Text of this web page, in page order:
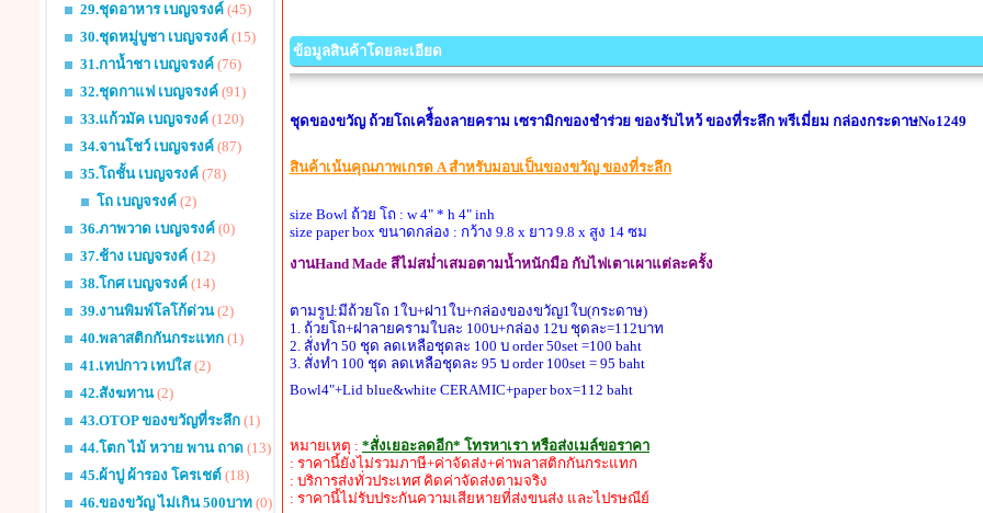
29.ชุดอาหาร เบญจรงค์ (45)
30.ชุดหมู่บูชา เบญจรงค์ (15)
31.กาน้ำชา เบญจรงค์ (76)
32.ชุดกาแฟ เบญจรงค์ (91)
33.แก้วมัค เบญจรงค์ (120)
34.จานโชว์ เบญจรงค์ (87)
35.โถชั้น เบญจรงค์ (78)
โถ เบญจรงค์ (2)
36.ภาพวาด เบญจรงค์ (0)
37.ช้าง เบญจรงค์ (12)
38.โกศ เบญจรงค์ (14)
39.งานพิมพ์โลโก้ด่วน(2)
40.พลาสติกกันกระแทก (1)
41.เทปกาว เทปใส(2)
42.สังฆทาน(2)
43.OTOP ของขวัญที่ระลึก (1)
44.โตก ไม้ หวาย พาน ถาด (13)
45.ผ้าปู ผ้ารอง โครเชต์ (18)
46.ของขวัญ ไม่เกิน 500บาท (0)
ข้อมูลสินค้าโดยละเอียด
ชุดของขวัญ ถ้วยโถเครื่้องลายคราม เซรามิกของชำร่วย ของรับไหว้ ของที่ระลึก พรีเมี่ยม กล่องกระดาษNo1249
สินค้าเน้นคุณภาพเกรด A สำหรับมอบเป็นของขวัญ ของที่ระลึก
size Bowl ถ้วย โถ : w 4" * h 4" inh
size paper box ขนาดกล่อง : กว้าง 9.8 x ยาว 9.8 x สูง 14 ซม
งานHand Made สีไม่สม่ำเสมอตามน้ำหนักมือ กับไฟเตาเผาแต่ละครั้ง
ตามรูป:มีถ้วยโถ 1ใบ+ฝา1ใบ+กล่องของขวัญ1ใบ(กระดาษ)
1. ถ้วยโถ+ฝาลายครามใบละ 100บ+กล่อง 12บ ชุดละ=112บาท
2. สั่งทำ 50 ชุด ลดเหลือชุดละ 100 บ order 50set =100 baht
3. สั่งทำ 100 ชุด ลดเหลือชุดละ 95 บ order 100set = 95 baht
Bowl4"+Lid blue&white CERAMIC+paper box=112 baht
หมายเหตุ : *สั่งเยอะลดอีก* โทรหาเรา หรือส่งเมล์ขอราคา
: ราคานี้ยังไม่รวมภาษี+ค่าจัดส่ง+ค่าพลาสติกกันกระแทก
: บริการส่งทั่วประเทศ คิดค่าจัดส่งตามจริง
: ราคานี้ไม่รับประกันความเสียหายที่ส่งขนส่ง และไปรษณีย์